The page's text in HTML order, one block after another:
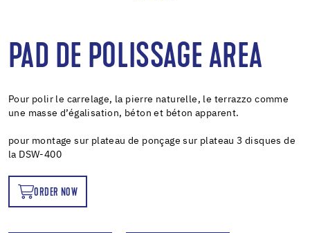
PAD DE POLISSAGE AREA
Pour polir le carrelage, la pierre naturelle, le terrazzo comme
une masse d’égalisation, béton et béton apparent.
pour montage sur plateau de ponçage sur plateau 3 disques de
la DSW-400
ORDER NOW